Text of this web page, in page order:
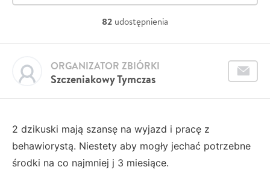
82 udostępnienia
Szczeniakowy Tymczas
ORGANIZATOR ZBIÓRKI
2 dzikuski mają szansę na wyjazd i pracę z
behawiorystą. Niestety aby mogły jechać potrzebne
środki na co najmniej j 3 miesiące.